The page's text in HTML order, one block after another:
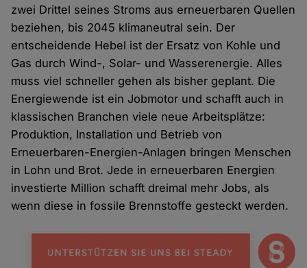
zwei Drittel seines Stroms aus erneuerbaren Quellen
beziehen, bis 2045 klimaneutral sein. Der
entscheidende Hebel ist der Ersatz von Kohle und
Gas durch Wind-, Solar- und Wasserenergie. Alles
muss viel schneller gehen als bisher geplant. Die
Energiewende ist ein Jobmotor und schafft auch in
klassischen Branchen viele neue Arbeitsplätze:
Produktion, Installation und Betrieb von
Erneuerbaren-Energien-Anlagen bringen Menschen
in Lohn und Brot. Jede in erneuerbaren Energien
investierte Million schafft dreimal mehr Jobs, als
wenn diese in fossile Brennstoffe gesteckt werden.